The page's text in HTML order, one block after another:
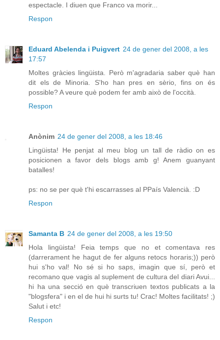
espectacle. I diuen que Franco va morir...
Respon
Eduard Abelenda i Puigvert 24 de gener del 2008, a les
17:57
Moltes gràcies lingüista. Però m'agradaria saber què han
dit els de Minoria. S'ho han pres en sèrio, fins on és
possible? A veure què podem fer amb això de l'occità.
Respon
Anònim 24 de gener del 2008, a les 18:46
Lingüista! He penjat al meu blog un tall de ràdio on es
posicionen a favor dels blogs amb g! Anem guanyant
batalles!
ps: no se per què t'hi escarrasses al PPaís Valencià. :D
Respon
Samanta B 24 de gener del 2008, a les 19:50
Hola lingüista! Feia temps que no et comentava res
(darrerament he hagut de fer alguns retocs horaris;)) però
hui s'ho val! No sé si ho saps, imagin que sí, però et
recomano que vagis al suplement de cultura del diari Avui...
hi ha una secció en què transcriuen textos publicats a la
"blogsfera" i en el de hui hi surts tu! Crac! Moltes facilitats! ;)
Salut i etc!
Respon